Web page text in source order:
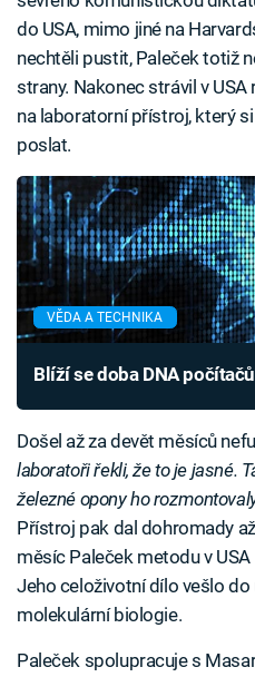
do USA, mimo jiné na
nechtěli pustit, Paleček totiž
strany. Nakonec strávil v
na laboratorní přístroj, který
poslat.
VĚDA A TECHNIKA
Blíží se doba DNA
Došel až za devět měsíců
laboratoři řekli, že to je jasné.
železné opony ho
Přístroj pak dal dohromady
měsíc Paleček metodu v
Jeho celoživotní dílo vešlo
molekulární biologie.
Paleček spolupracuje s